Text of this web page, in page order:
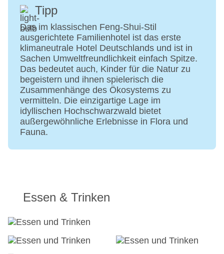
ohne Gebühr, Stellplätze, nicht überdacht: ohne
Gebühr
Gebäudeanzahl: 2, Etagen: 5, Zimmer: 110,
Nebengebäude: 1, Etagen Nebengebäude: 2
Landeskategorie: 4 Sterne
Tipp
Das im klassischen Feng-Shui-Stil
ausgerichtete Familienhotel ist das erste
klimaneutrale Hotel Deutschlands und ist in
Sachen Umweltfreundlichkeit einfach Spitze.
Das bedeutet auch, Kinder für die Natur zu
begeistern und ihnen spielerisch die
Zusammenhänge des Ökosystems zu
vermitteln. Die einzigartige Lage im
idyllischen Hochschwarzwald bietet
außergewöhnliche Erlebnisse in Flora und
Fauna.
Essen & Trinken